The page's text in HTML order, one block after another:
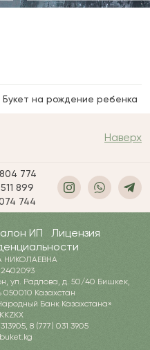
Букет на рождение ребенка
Наверх
774
899
744
ИП
Лицензия
НИКОЛАЕВНА
ул. Радлова, д. 50/40 Бишкек,
050010 Казахстан
Банк Казахстана»
8 (777) 031 3905